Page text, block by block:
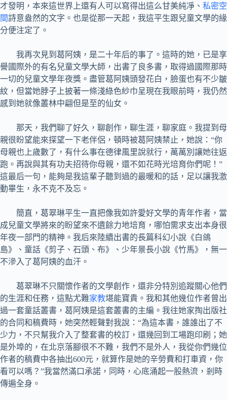
才發明，本來這世界上還有人可以寫得出這么甘美純凈、 私密空
間詩意盎然的文字。也是從那一天起，我這平生跟兒童文學的緣
分便注定了。
我再次見到葛阿姨，是二十年后的事了。這時的她，已是享
譽國際外的有名兒童文學大師，出書了良多書，取得過國際那時
一切的兒童文學年夜獎。盡管葛阿姨頭發花白，臉蛋也有不少皺
紋，但當她脖子上披著一條淺綠色紗巾呈現在我眼前時，我仍然
感到她就像叢林中翩但是至的仙女。
那天，我們聊了好久，聊創作，聊生涯，聊家庭。我提到母
親很盼望能來探望一下老伴侶，頓時被葛阿姨禁止，她說：“你
母親也上歲數了，有什么事在德律風里說就行，萬萬別讓她往返
跑。再說與其有功夫招待你母親，還不如花時光培育你們呢！”
這最后一句，能夠是我這輩子聽到過的最暖和的話，足以讓我激
動畢生，永不克不及忘。
簡直，葛翠琳平生一直把像我如許愛好文學的青年作者，當
成兒童文學將來的盼望來不遺餘力地培育，哪怕需求支出本身很
年夜一部門的精神。我后來陸續出書的長篇科幻小說《白鴿
島》、童話《剪子、石頭、布》、少年景長小說《竹馬》，無一
不滲入了葛阿姨的血汗。
葛翠琳不只關懷作者的文學創作，還非分特別追蹤關心他們
的生涯和任務，這點尤難家教堪能寶貴。我和其他幾位作者曾出
過一套童話叢書，葛阿姨是這套叢書的主編。我往她家掏出版社
的合同和稿費時，她突然輕聲對我說：“為這本書，誰誰出了不
少力，不只幫我介入了整套書的校訂，還幾回到工場跑印刷；她
是外埠的，在北京落腳很不不難，我們不是外人，我從你們幾位
作者的稿費中各抽出600元，就算作是她的辛勞費和打車資，你
看可以嗎？”我當然滿口承諾，同時，心底涌起一股熱流，剎時
傳遍全身。